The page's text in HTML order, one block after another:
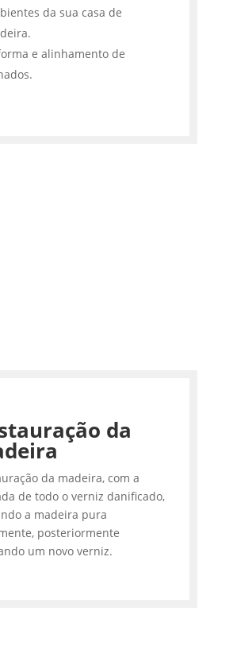
da sua casa de
e alinhamento de
da
da madeira, com a
de todo o verniz danificado,
a madeira pura
posteriormente
um novo verniz.